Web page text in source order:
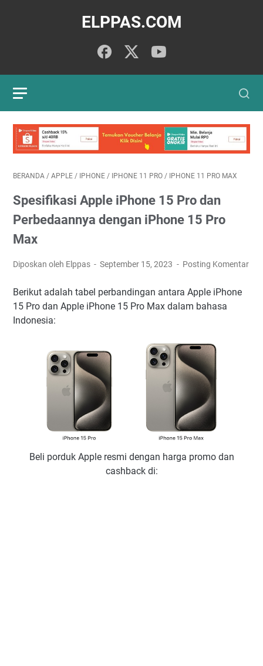
ELPPAS.COM
BERANDA / APPLE / IPHONE / IPHONE 11 PRO / IPHONE 11 PRO MAX
Spesifikasi Apple iPhone 15 Pro dan
Perbedaannya dengan iPhone 15 Pro
Max
Diposkan oleh Elppas September 15, 2023 Posting Komentar
Berikut adalah tabel perbandingan antara Apple iPhone
15 Pro dan Apple iPhone 15 Pro Max dalam bahasa
Indonesia:
Beli porduk Apple resmi dengan harga promo dan
cashback di: